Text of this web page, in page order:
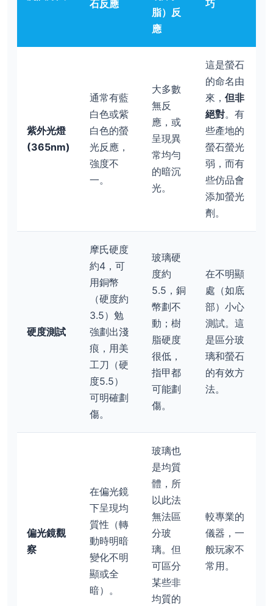
石反應
脂）反
應
巧
紫外光燈
(365nm)
通常有藍
白色或紫
白色的螢
光反應，
強度不
一。
大多數
無反
應，或
呈現異
常均勻
的暗沉
光。
這是螢石
的命名由
來， 但非
絕對。有
些產地的
螢石螢光
弱，而有
些仿品會
添加螢光
劑。
硬度測試
摩氏硬度
約4，可
用銅幣
（硬度約
3.5）勉
強劃出淺
痕，用美
工刀（硬
度5.5）
可明確劃
傷。
玻璃硬
度約
5.5，銅
幣劃不
動；樹
脂硬度
很低，
指甲都
可能劃
傷。
在不明顯
處（如底
部）小心
測試。這
是區分玻
璃和螢石
的有效方
法。
偏光鏡觀
察
在偏光鏡
下呈現均
質性（轉
動時明暗
變化不明
顯或全
暗）。
玻璃也
是均質
體，所
以此法
無法區
分玻
璃。但
可區分
某些非
均質的
較專業的
儀器，一
般玩家不
常用。